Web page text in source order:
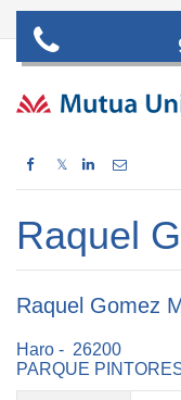
𝕏
Raquel
Raquel Gomez
Haro - 26200
PARQUE